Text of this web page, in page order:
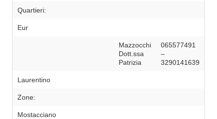
Quartieri:
Eur
Mazzocchi
Dott.ssa
Patrizia
065577491
–
3290141639
Laurentino
Zone:
Mostacciano